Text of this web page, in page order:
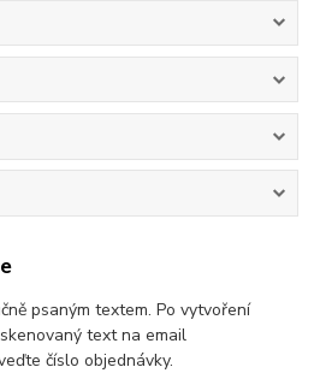
psaným textem. Po vytvoření
text na email
číslo objednávky.